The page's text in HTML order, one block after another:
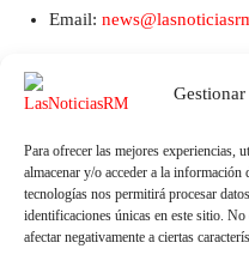
Para ofrecer las mejores experiencias,
almacenar y/o acceder a la
tecnologías nos permitirá procesar
identificaciones únicas en este sitio.
afectar negativamente a ciertas
Email: